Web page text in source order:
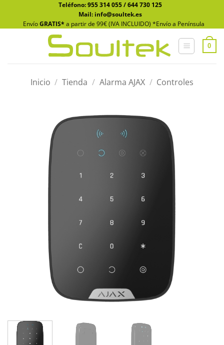
contenido
Teléfono:955 314 055/644 730 125
Mail: info@soultek.es
EnvíoGRATIS* a partir de 99€ (IVA INCLUIDO) *Envío a Península
0
Inicio / Tienda / Alarma AJAX / Controles